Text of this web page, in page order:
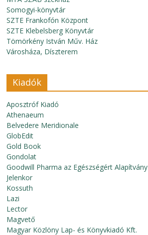
Somogyi-könyvtár
SZTE Frankofón Központ
SZTE Klebelsberg Könyvtár
Tömörkény István Műv. Ház
Városháza, Díszterem
Kiadók
Aposztróf Kiadó
Athenaeum
Belvedere Meridionale
GlobEdit
Gold Book
Gondolat
Goodwill Pharma az Egészségért Alapítvány
Jelenkor
Kossuth
Lazi
Lector
Magvető
Magyar Közlöny Lap- és Könyvkiadó Kft.